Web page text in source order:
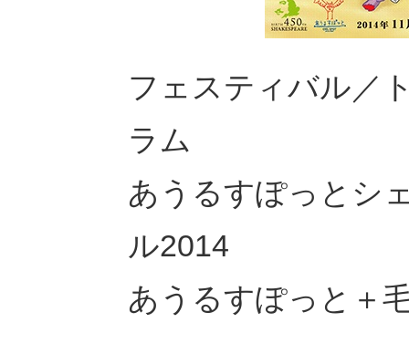
フェスティバル／
ラム
あうるすぽっとシ
ル2014
あうるすぽっと＋